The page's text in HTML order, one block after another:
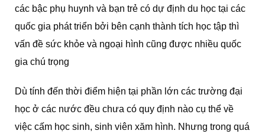
các bậc phụ huynh và bạn trẻ có dự định du học tại các
quốc gia phát triển bởi bên cạnh thành tích học tập thì
vấn đề sức khỏe và ngoại hình cũng được nhiều quốc
gia chú trọng
Dù tính đến thời điểm hiện tại phần lớn các trường đại
học ở các nước đều chưa có quy định nào cụ thể về
việc cấm học sinh, sinh viên xăm hình. Nhưng trong quá